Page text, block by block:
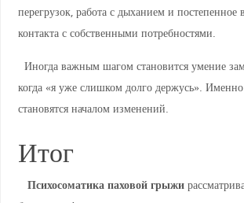
перегрузок, работа с дыханием и постепенное
контакта с собственными потребностями.
Иногда важным шагом становится умение
когда «я уже слишком долго держусь». Именно
становятся началом изменений.
Итог
Психосоматика паховой грыжи